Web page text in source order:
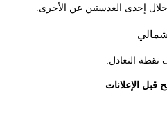
العدستين عن الأخرى.